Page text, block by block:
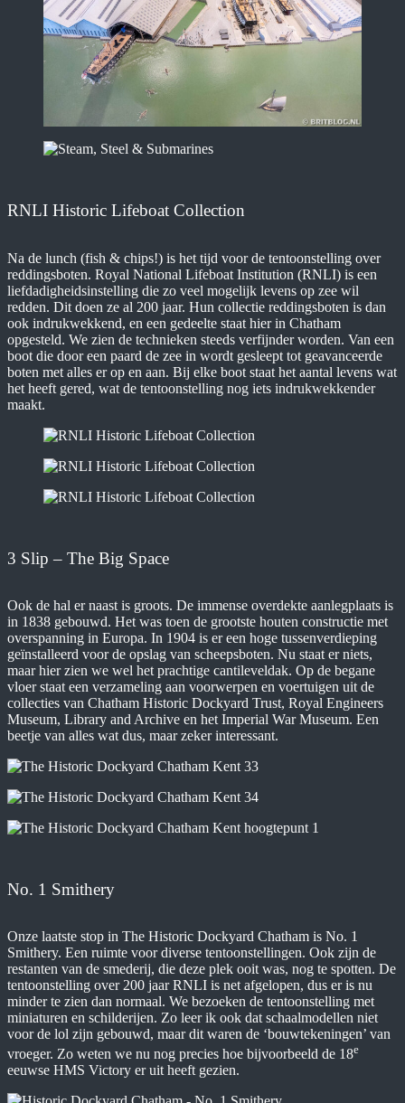
RNLI Historic Lifeboat Collection
Na de lunch (fish & chips!) is het tijd voor de tentoonstelling over
reddingsboten. Royal National Lifeboat Institution (RNLI) is een
liefdadigheidsinstelling die zo veel mogelijk levens op zee wil
redden. Dit doen ze al 200 jaar. Hun collectie reddingsboten is dan
ook indrukwekkend, en een gedeelte staat hier in Chatham
opgesteld. We zien de technieken steeds verfijnder worden. Van een
boot die door een paard de zee in wordt gesleept tot geavanceerde
boten met alles er op en aan. Bij elke boot staat het aantal levens wat
het heeft gered, wat de tentoonstelling nog iets indrukwekkender
maakt.
3 Slip – The Big Space
Ook de hal er naast is groots. De immense overdekte aanlegplaats is
in 1838 gebouwd. Het was toen de grootste houten constructie met
overspanning in Europa. In 1904 is er een hoge tussenverdieping
geïnstalleerd voor de opslag van scheepsboten. Nu staat er niets,
maar hier zien we wel het prachtige cantileveldak. Op de begane
vloer staat een verzameling aan voorwerpen en voertuigen uit de
collecties van Chatham Historic Dockyard Trust, Royal Engineers
Museum, Library and Archive en het Imperial War Museum. Een
beetje van alles wat dus, maar zeker interessant.
No. 1 Smithery
Onze laatste stop in The Historic Dockyard Chatham is No. 1
Smithery. Een ruimte voor diverse tentoonstellingen. Ook zijn de
restanten van de smederij, die deze plek ooit was, nog te spotten. De
tentoonstelling over 200 jaar RNLI is net afgelopen, dus er is nu
minder te zien dan normaal. We bezoeken de tentoonstelling met
miniaturen en schilderijen. Zo leer ik ook dat schaalmodellen niet
voor de lol zijn gebouwd, maar dit waren de ‘bouwtekeningen’ van
vroeger. Zo weten we nu nog precies hoe bijvoorbeeld de 18e
eeuwse HMS Victory er uit heeft gezien.